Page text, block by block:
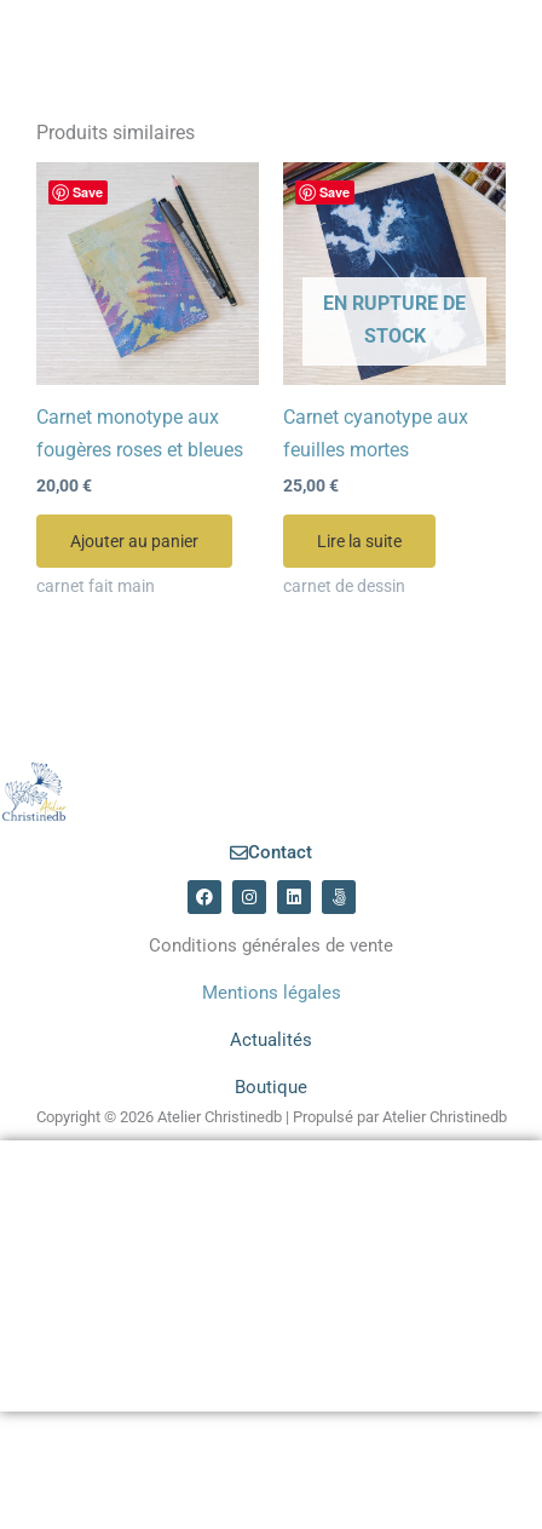
Produits similaires
Save
Carnet monotype aux
fougères roses et bleues
20,00€
Ajouter au panier
carnet fait main
Save
EN RUPTURE DE
STOCK
Carnet cyanotype aux
feuilles mortes
25,00€
Lire la suite
carnet de dessin
Contact
F
a
e
b
o
I
n
t
a
r
L
i
k
e
i
n
5
0
p
x
Conditions générales de vente
Mentions légales
Actualités
Boutique
Copyright © 2026 Atelier Christinedb | Propulsé par Atelier Christinedb